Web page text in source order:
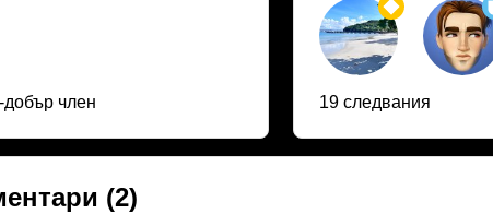
добър член 19 следвания
(2)